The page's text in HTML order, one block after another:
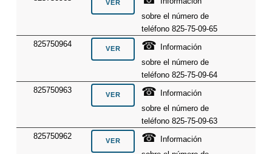
sobre el número de
teléfono 825-75-09-65
825750964
☎
Información
sobre el número de
teléfono 825-75-09-64
825750963
☎
Información
sobre el número de
teléfono 825-75-09-63
825750962
☎
Información